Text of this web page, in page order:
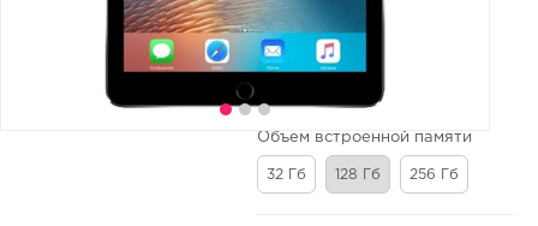
Объем встроенной памяти
32 Гб 128 Гб 256 Гб